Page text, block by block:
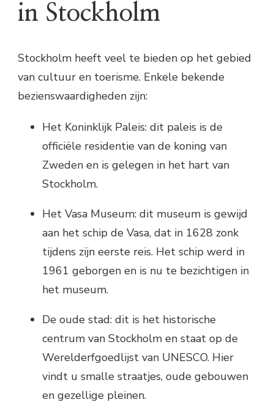
in Stockholm
Stockholm heeft veel te bieden op het gebied
van cultuur en toerisme. Enkele bekende
bezienswaardigheden zijn:
Het Koninklijk Paleis: dit paleis is de
officiële residentie van de koning van
Zweden en is gelegen in het hart van
Stockholm.
Het Vasa Museum: dit museum is gewijd
aan het schip de Vasa, dat in 1628 zonk
tijdens zijn eerste reis. Het schip werd in
1961 geborgen en is nu te bezichtigen in
het museum.
De oude stad: dit is het historische
centrum van Stockholm en staat op de
Werelderfgoedlijst van UNESCO. Hier
vindt u smalle straatjes, oude gebouwen
en gezellige pleinen.